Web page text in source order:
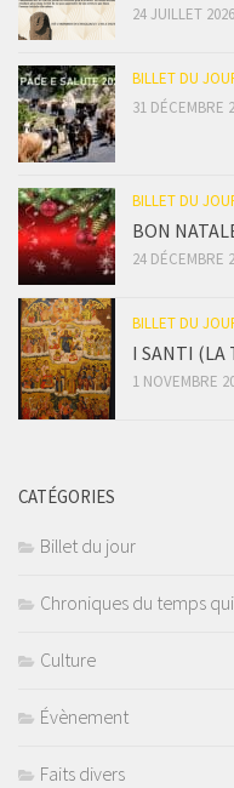
24 JUILLET 2026
BILLET DU
31 DÉCEMBRE
BILLET DU
BON
24 DÉCEMBRE
BILLET DU
I SANTI (LA
1 NOVEMBRE
CATÉGORIES
Billet du jour
Chroniques du temps
Culture
Évènement
Faits divers